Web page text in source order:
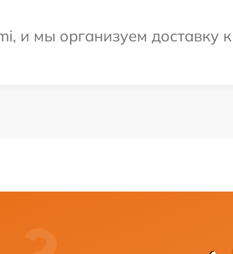
и мы организуем доставку